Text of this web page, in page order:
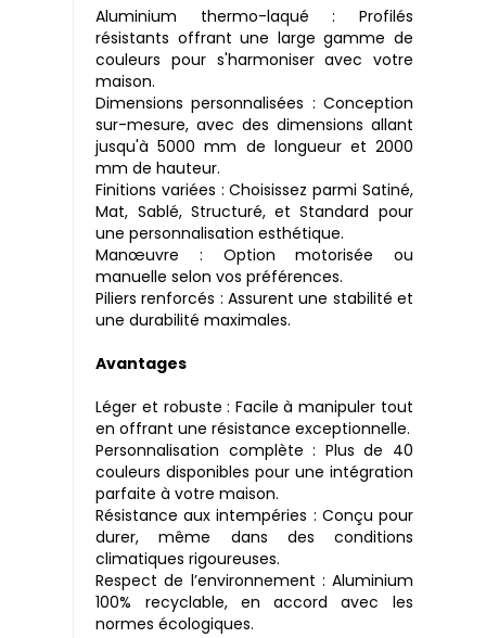
Aluminium thermo-laqué : Profilés
résistants offrant une large gamme de
couleurs pour s'harmoniser avec votre
maison.
Dimensions personnalisées : Conception
sur-mesure, avec des dimensions allant
jusqu'à 5000 mm de longueur et 2000
mm de hauteur.
Finitions variées : Choisissez parmi Satiné,
Mat, Sablé, Structuré, et Standard pour
une personnalisation esthétique.
Manœuvre : Option motorisée ou
manuelle selon vos préférences.
Piliers renforcés : Assurent une stabilité et
une durabilité maximales.
Avantages
Léger et robuste : Facile à manipuler tout
en offrant une résistance exceptionnelle.
Personnalisation complète : Plus de 40
couleurs disponibles pour une intégration
parfaite à votre maison.
Résistance aux intempéries : Conçu pour
durer, même dans des conditions
climatiques rigoureuses.
Respect de l’environnement : Aluminium
100% recyclable, en accord avec les
normes écologiques.